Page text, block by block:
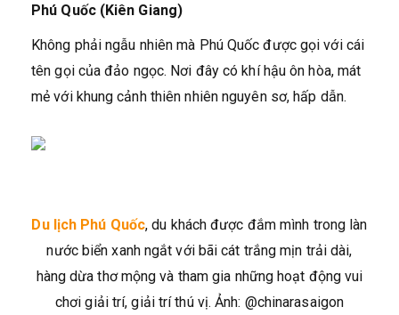
Phú Quốc (Kiên Giang)
Không phải ngẫu nhiên mà Phú Quốc được gọi với cái
tên gọi của đảo ngọc. Nơi đây có khí hậu ôn hòa, mát
mẻ với khung cảnh thiên nhiên nguyên sơ, hấp dẫn.
Du lịch Phú Quốc, du khách được đắm mình trong làn
nước biển xanh ngắt với bãi cát trắng mịn trải dài,
hàng dừa thơ mộng và tham gia những hoạt động vui
chơi giải trí, giải trí thú vị. Ảnh: @chinarasaigon